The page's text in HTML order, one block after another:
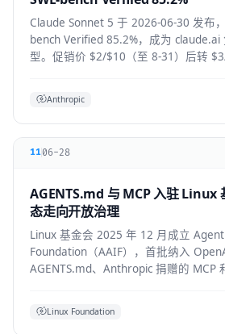
Claude Sonnet 5 于 2026-06-30 发布
bench Verified 85.2%，成为 claude.ai
型。促销价 $2/$10（至 8-31）后转
Anthropic
1106-28
AGENTS.md 与 MCP 入驻 Linux
态走向开放治理
Linux 基金会 2025 年 12 月成立
Foundation（AAIF），首批纳入
AGENTS.md、Anthropic 捐赠的 MCP
Linux Foundation